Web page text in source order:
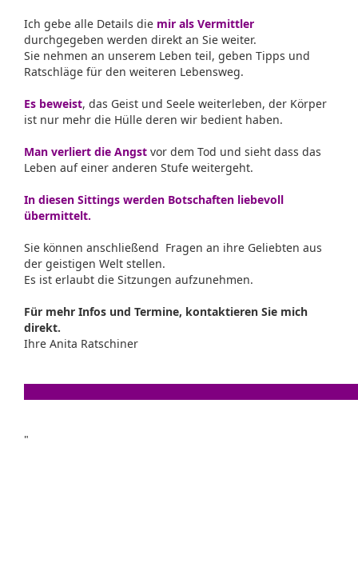
Ich gebe alle Details die mir als Vermittler
durchgegeben werden direkt an Sie weiter.
Sie nehmen an unserem Leben teil, geben Tipps und
Ratschläge für den weiteren Lebensweg.
Es beweist, das Geist und Seele weiterleben, der Körper
ist nur mehr die Hülle deren wir bedient haben.
Man verliert die Angst vor dem Tod und sieht dass das
Leben auf einer anderen Stufe weitergeht.
In diesen Sittings werden Botschaften liebevoll
übermittelt.
Sie können anschließend Fragen an ihre Geliebten aus
der geistigen Welt stellen.
Es ist erlaubt die Sitzungen aufzunehmen.
Für mehr Infos und Termine, kontaktieren Sie mich
direkt.
Ihre Anita Ratschiner
"